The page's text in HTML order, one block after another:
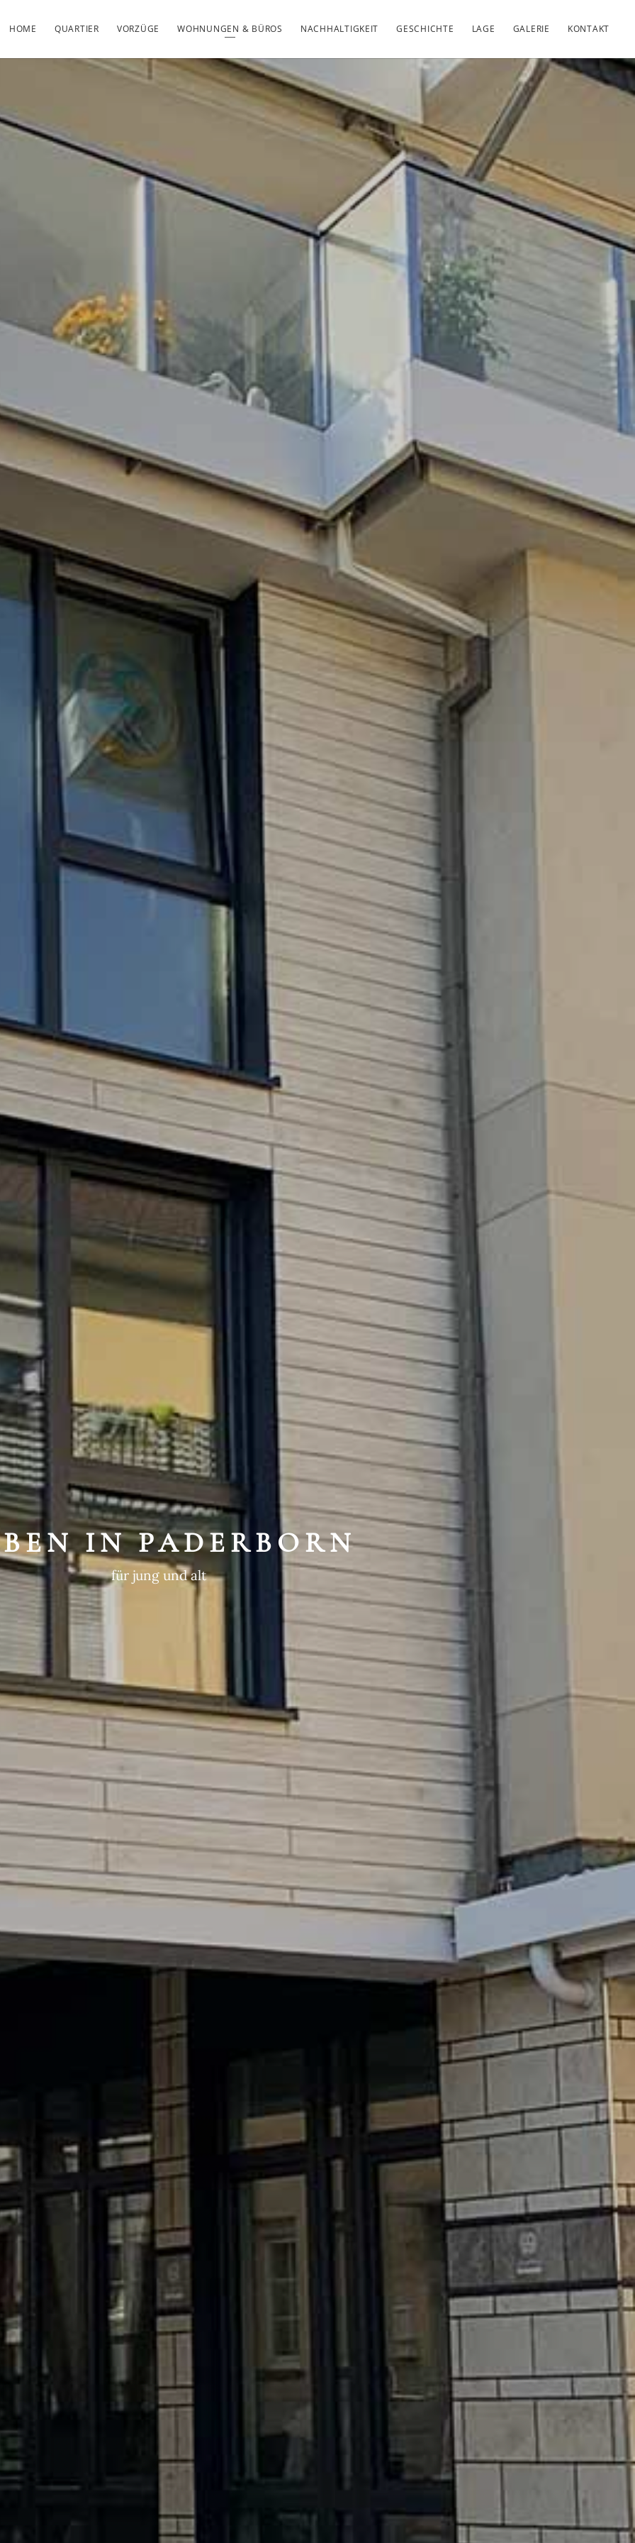
HOME QUARTIER VORZÜGE WOHNUNGEN & BÜROS NACHHALTIGKEIT GESCHICHTE LAGE GALERIE KONTAKT
GESCHICHTE
ein historischer Ort
IN PADERBORN
für jung und alt
NACHHALTIGKEIT
in die Zukunft gedacht
GESCHICHTE
ein historischer Ort
IN PADERBORN
für jung und alt